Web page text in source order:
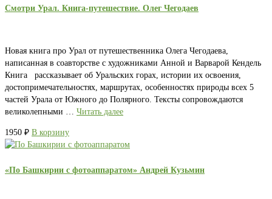
Смотри Урал. Книга-путешествие. Олег Чегодаев
Новая книга про Урал от путешественника Олега Чегодаева,
написанная в соавторстве с художниками Анной и Варварой Кендель
Книга рассказывает об Уральских горах, истории их освоения,
достопримечательностях, маршрутах, особенностях природы всех 5
частей Урала от Южного до Полярного. Тексты сопровождаются
великолепными … Читать далее
1950 ₽ В корзину
«По Башкирии с фотоаппаратом» Андрей Кузьмин